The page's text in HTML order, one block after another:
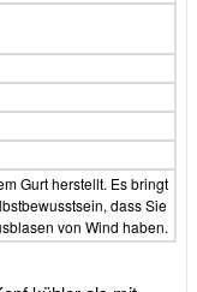
Gurt herstellt. Es bringt
dass Sie
von Wind haben.